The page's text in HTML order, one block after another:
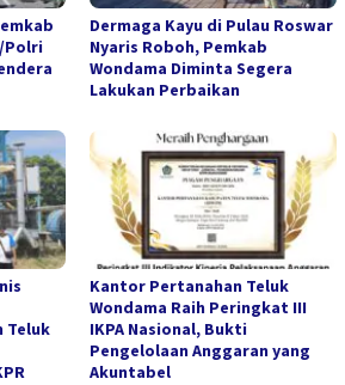
Polri
Dermaga Kayu di Pulau Roswar
Nyaris Roboh, Pemkab
Wondama Diminta Segera
Lakukan Perbaikan
Teluk
Kantor Pertanahan Teluk
Wondama Raih Peringkat III
IKPA Nasional, Bukti
Pengelolaan Anggaran yang
Akuntabel